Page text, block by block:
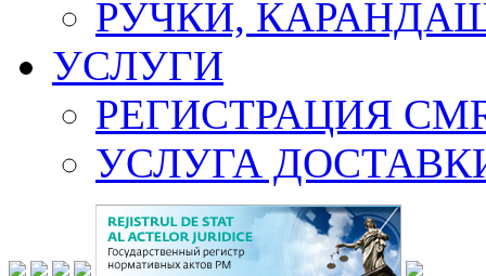
РУЧКИ,
УСЛУГИ
РЕГИСТРАЦИЯ
УСЛУГА